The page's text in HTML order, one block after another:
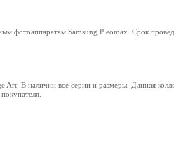
фотоаппаратам Samsung Pleomax. Срок
В наличии все серии и размеры. Данная